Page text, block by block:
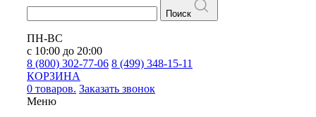
Поиск
ПН-ВС
с 10:00 до 20:00
8 (800) 302-77-06 8 (499) 348-15-11
КОРЗИНА
0 товаров. Заказать звонок
Меню